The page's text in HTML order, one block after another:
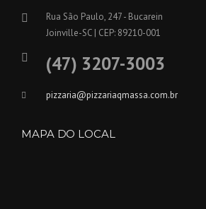
Rua São Paulo, 247 - Bucarein
Joinville-SC | CEP: 89210-001
(47) 3207-3003
pizzaria@pizzariaqmassa.com.br
MAPA DO LOCAL